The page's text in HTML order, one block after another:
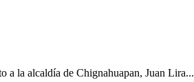
a la alcaldía de Chignahuapan, Juan Lira...